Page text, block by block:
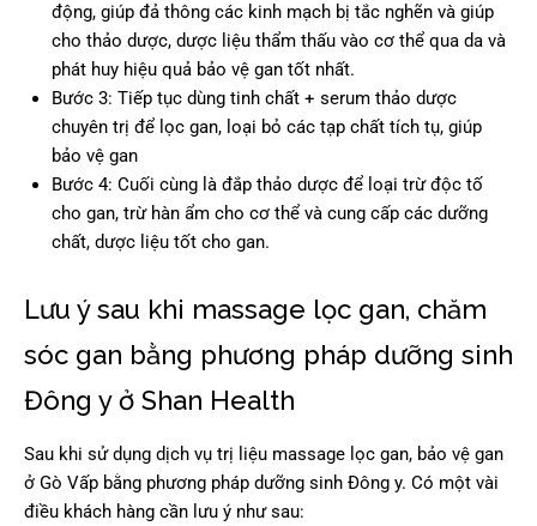
động, giúp đả thông các kinh mạch bị tắc nghẽn và giúp
cho thảo dược, dược liệu thẩm thấu vào cơ thể qua da và
phát huy hiệu quả bảo vệ gan tốt nhất.
Bước 3: Tiếp tục dùng tinh chất + serum thảo dược
chuyên trị để lọc gan, loại bỏ các tạp chất tích tụ, giúp
bảo vệ gan
Bước 4: Cuối cùng là đắp thảo dược để loại trừ độc tố
cho gan, trừ hàn ẩm cho cơ thể và cung cấp các dưỡng
chất, dược liệu tốt cho gan.
Lưu ý sau khi massage lọc gan, chăm
sóc gan bằng phương pháp dưỡng sinh
Đông y ở Shan Health
Sau khi sử dụng dịch vụ trị liệu massage lọc gan, bảo vệ gan
ở Gò Vấp bằng phương pháp dưỡng sinh Đông y. Có một vài
điều khách hàng cần lưu ý như sau: